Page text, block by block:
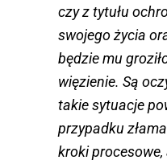
czy z tytułu
swojego życia
będzie mu
więzienie. Są
takie sytuacje
przypadku
kroki